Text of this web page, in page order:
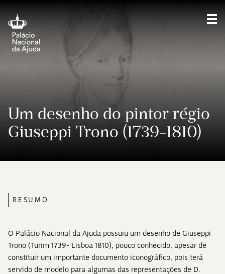
Um desenho do pintor régio
Giuseppi Trono (1739-1810)
RESUMO
O Palácio Nacional da Ajuda possuiu um desenho de Giuseppi
Trono (Turim 1739- Lisboa 1810), pouco conhecido, apesar de
constituir um importante documento iconográfico, pois terá
servido de modelo para algumas das representações de D.